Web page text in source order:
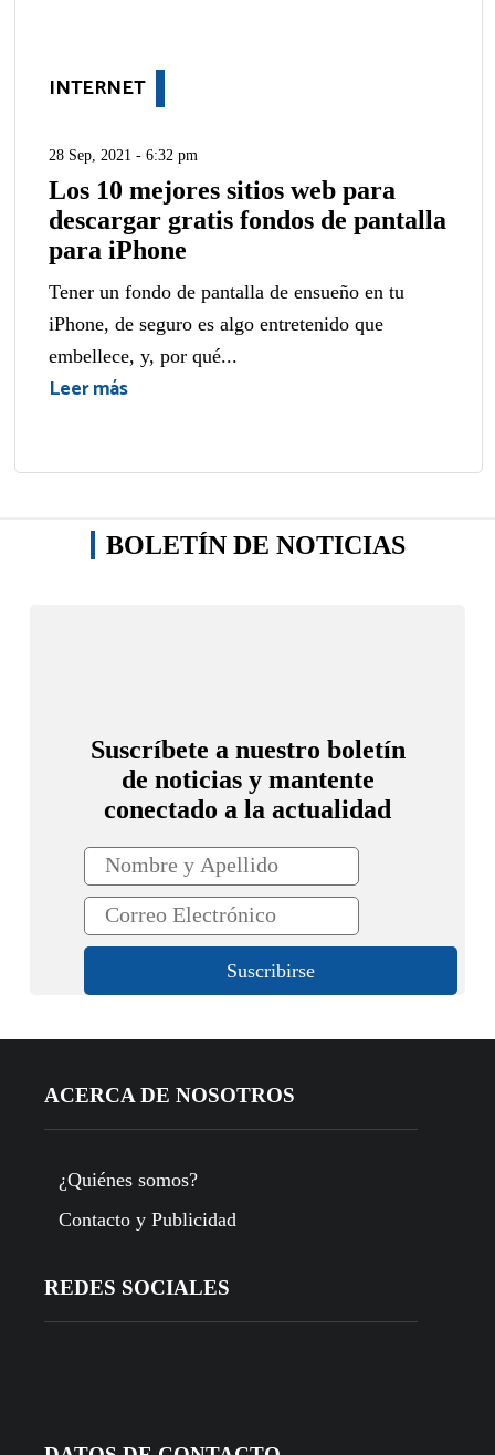
INTERNET
28 Sep, 2021 - 6:32 pm
Los 10 mejores sitios web para
descargar gratis fondos de pantalla
para iPhone
Tener un fondo de pantalla de ensueño en tu
iPhone, de seguro es algo entretenido que
embellece, y, por qué...
Leer más
BOLETÍN DE NOTICIAS
Suscríbete a nuestro boletín
de noticias y mantente
conectado a la actualidad
ACERCA DE NOSOTROS
¿Quiénes somos?
Contacto y Publicidad
REDES SOCIALES